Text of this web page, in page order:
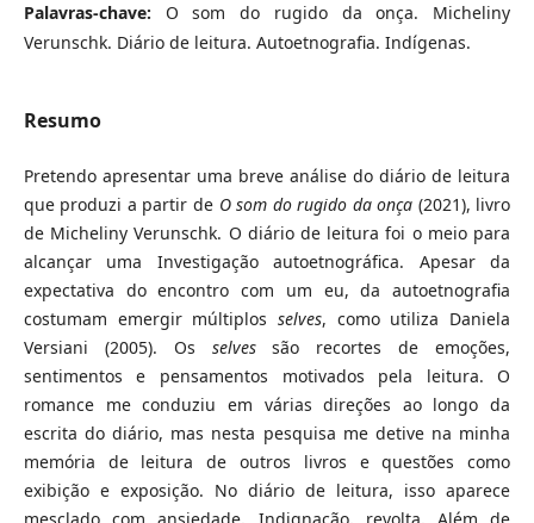
Palavras-chave: O som do rugido da onça. Micheliny
Verunschk. Diário de leitura. Autoetnografia. Indígenas.
Resumo
Pretendo apresentar uma breve análise do diário de leitura
que produzi a partir de O som do rugido da onça (2021), livro
de Micheliny Verunschk. O diário de leitura foi o meio para
alcançar uma Investigação autoetnográfica. Apesar da
expectativa do encontro com um eu, da autoetnografia
costumam emergir múltiplos selves, como utiliza Daniela
Versiani (2005). Os selvessão recortes de emoções,
sentimentos e pensamentos motivados pela leitura. O
romance me conduziu em várias direções ao longo da
escrita do diário, mas nesta pesquisa me detive na minha
memória de leitura de outros livros e questões como
exibição e exposição. No diário de leitura, isso aparece